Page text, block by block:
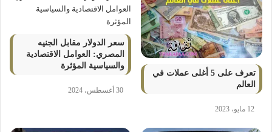
تعرف على 5 أغلى عملات في
العالم
12 مايو، 2023
سعر الدولار مقابل الجنيه
المصري: العوامل الاقتصادية
والسياسية المؤثرة
30 أغسطس، 2024